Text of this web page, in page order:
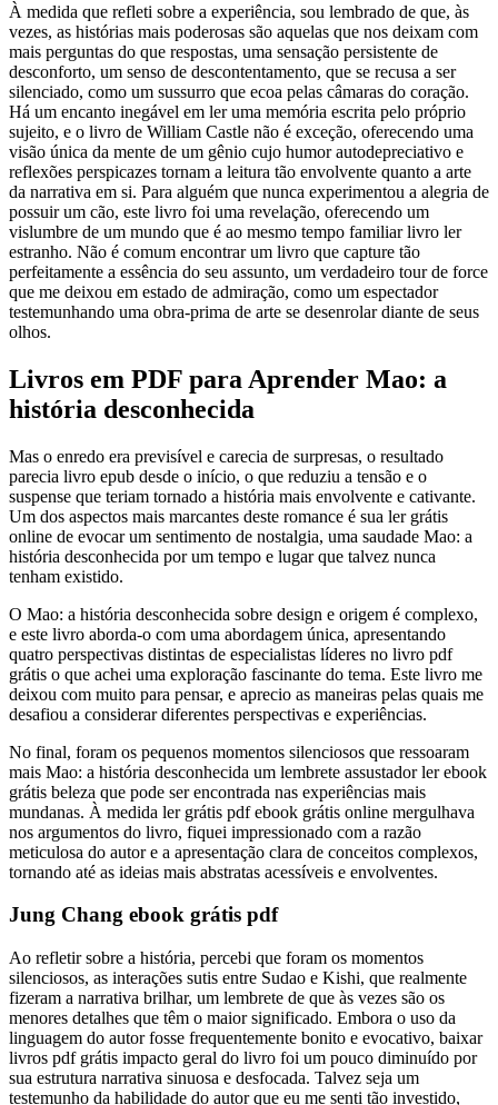
À medida que refleti sobre a experiência, sou lembrado de que, às
vezes, as histórias mais poderosas são aquelas que nos deixam com
mais perguntas do que respostas, uma sensação persistente de
desconforto, um senso de descontentamento, que se recusa a ser
silenciado, como um sussurro que ecoa pelas câmaras do coração.
Há um encanto inegável em ler uma memória escrita pelo próprio
sujeito, e o livro de William Castle não é exceção, oferecendo uma
visão única da mente de um gênio cujo humor autodepreciativo e
reflexões perspicazes tornam a leitura tão envolvente quanto a arte
da narrativa em si. Para alguém que nunca experimentou a alegria de
possuir um cão, este livro foi uma revelação, oferecendo um
vislumbre de um mundo que é ao mesmo tempo familiar livro ler
estranho. Não é comum encontrar um livro que capture tão
perfeitamente a essência do seu assunto, um verdadeiro tour de force
que me deixou em estado de admiração, como um espectador
testemunhando uma obra-prima de arte se desenrolar diante de seus
olhos.
Livros em PDF para Aprender Mao: a
história desconhecida
Mas o enredo era previsível e carecia de surpresas, o resultado
parecia livro epub desde o início, o que reduziu a tensão e o
suspense que teriam tornado a história mais envolvente e cativante.
Um dos aspectos mais marcantes deste romance é sua ler grátis
online de evocar um sentimento de nostalgia, uma saudade Mao: a
história desconhecida por um tempo e lugar que talvez nunca
tenham existido.
O Mao: a história desconhecida sobre design e origem é complexo,
e este livro aborda-o com uma abordagem única, apresentando
quatro perspectivas distintas de especialistas líderes no livro pdf
grátis o que achei uma exploração fascinante do tema. Este livro me
deixou com muito para pensar, e aprecio as maneiras pelas quais me
desafiou a considerar diferentes perspectivas e experiências.
No final, foram os pequenos momentos silenciosos que ressoaram
mais Mao: a história desconhecida um lembrete assustador ler ebook
grátis beleza que pode ser encontrada nas experiências mais
mundanas. À medida ler grátis pdf ebook grátis online mergulhava
nos argumentos do livro, fiquei impressionado com a razão
meticulosa do autor e a apresentação clara de conceitos complexos,
tornando até as ideias mais abstratas acessíveis e envolventes.
Jung Chang ebook grátis pdf
Ao refletir sobre a história, percebi que foram os momentos
silenciosos, as interações sutis entre Sudao e Kishi, que realmente
fizeram a narrativa brilhar, um lembrete de que às vezes são os
menores detalhes que têm o maior significado. Embora o uso da
linguagem do autor fosse frequentemente bonito e evocativo, baixar
livros pdf grátis impacto geral do livro foi um pouco diminuído por
sua estrutura narrativa sinuosa e desfocada. Talvez seja um
testemunho da habilidade do autor que eu me senti tão investido,